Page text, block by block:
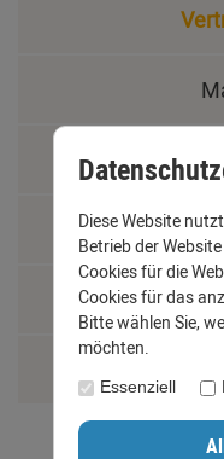
Montage
Diese Website
Betrieb der
Cookies für die
Cookies für das
Bitte wählen Sie,
möchten.
Essenziell